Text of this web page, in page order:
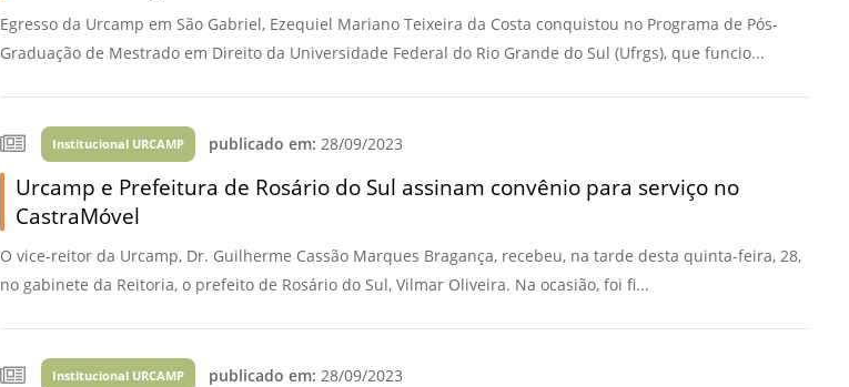
Egresso da Urcamp em São Gabriel, Ezequiel Mariano Teixeira da Costa conquistou no Programa de Pós-
Graduação de Mestrado em Direito da Universidade Federal do Rio Grande do Sul (Ufrgs), que funcio...
Institucional URCAMP publicado em: 28/09/2023
Urcamp e Prefeitura de Rosário do Sul assinam convênio para serviço no
CastraMóvel
O vice-reitor da Urcamp, Dr. Guilherme Cassão Marques Bragança, recebeu, na tarde desta quinta-feira, 28,
no gabinete da Reitoria, o prefeito de Rosário do Sul, Vilmar Oliveira. Na ocasião, foi fi...
Institucional URCAMP publicado em: 28/09/2023